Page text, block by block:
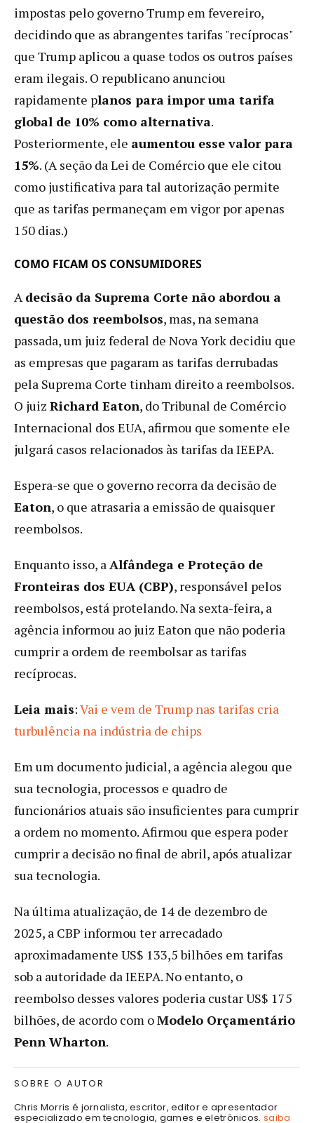
impostas pelo governo Trump em fevereiro,
decidindo que as abrangentes tarifas "recíprocas"
que Trump aplicou a quase todos os outros países
eram ilegais. O republicano anunciou
rapidamente planos para impor uma tarifa
global de 10% como alternativa.
Posteriormente, ele aumentou esse valor para
15%. (A seção da Lei de Comércio que ele citou
como justificativa para tal autorização permite
que as tarifas permaneçam em vigor por apenas
150 dias.)
COMO FICAM OS CONSUMIDORES
Adecisão da Suprema Corte não abordou a
questão dos reembolsos, mas, na semana
passada, um juiz federal de Nova York decidiu que
as empresas que pagaram as tarifas derrubadas
pela Suprema Corte tinham direito a reembolsos.
O juiz Richard Eaton, do Tribunal de Comércio
Internacional dos EUA, afirmou que somente ele
julgará casos relacionados às tarifas da IEEPA.
Espera-se que o governo recorra da decisão de
Eaton, o que atrasaria a emissão de quaisquer
reembolsos.
Enquanto isso, aAlfândega e Proteção de
Fronteiras dos EUA (CBP), responsável pelos
reembolsos, está protelando. Na sexta-feira, a
agência informou ao juiz Eaton que não poderia
cumprir a ordem de reembolsar as tarifas
recíprocas.
Leia mais:Vai e vem de Trump nas tarifas cria
turbulência na indústria de chips
Em um documento judicial, a agência alegou que
sua tecnologia, processos e quadro de
funcionários atuais são insuficientes para cumprir
a ordem no momento. Afirmou que espera poder
cumprir a decisão no final de abril, após atualizar
sua tecnologia.
Na última atualização, de 14 de dezembro de
2025, a CBP informou ter arrecadado
aproximadamente US$ 133,5 bilhões em tarifas
sob a autoridade da IEEPA. No entanto, o
reembolso desses valores poderia custar US$ 175
bilhões, de acordo com oModelo Orçamentário
Penn Wharton.
SOBRE O AUTOR
Chris Morris é jornalista, escritor, editor e apresentador
especializado em tecnologia, games e eletrônicos. saiba